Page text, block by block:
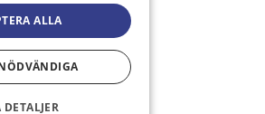
ALLA
DETALJER